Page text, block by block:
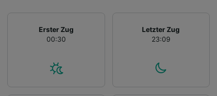
Erster Zug
00:30
Letzter Zug
23:09